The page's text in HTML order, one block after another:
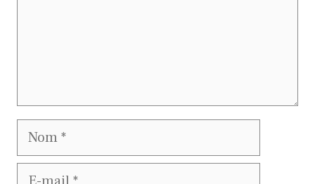
Nom
E-